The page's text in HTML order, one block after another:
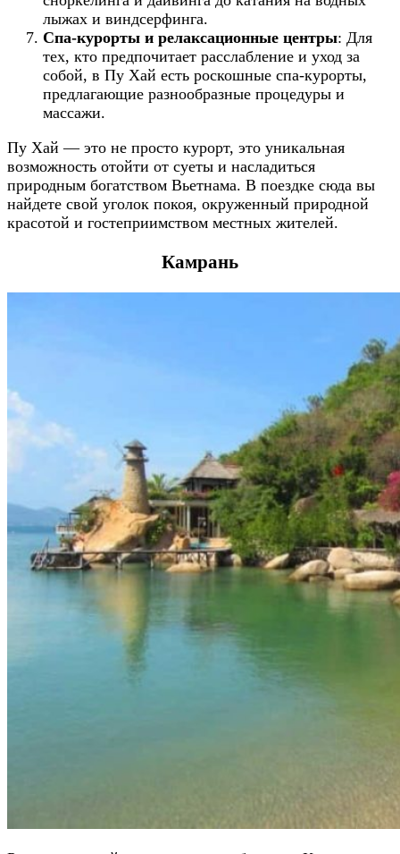
лыжах и виндсерфинга.
Спа-курорты и релаксационные центры: Для
тех, кто предпочитает расслабление и уход за
собой, в Пу Хай есть роскошные спа-курорты,
предлагающие разнообразные процедуры и
массажи.
Пу Хай — это не просто курорт, это уникальная
возможность отойти от суеты и насладиться
природным богатством Вьетнама. В поездке сюда вы
найдете свой уголок покоя, окруженный природной
красотой и гостеприимством местных жителей.
Камрань